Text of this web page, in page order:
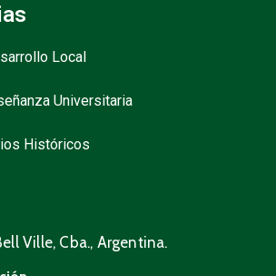
Local
Universitaria
Históricos
Ville, Cba., Argentina.